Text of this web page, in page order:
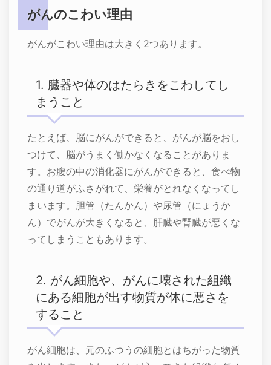
がんのこわい理由
がんがこわい理由は大きく2つあります。
1. 臓器や体のはたらきをこわしてし
まうこと
たとえば、脳にがんができると、がんが脳をおし
つけて、脳がうまく働かなくなることがありま
す。お腹の中の消化器にがんができると、食べ物
の通り道がふさがれて、栄養がとれなくなってし
まいます。胆管（たんかん）や尿管（にょうか
ん）でがんが大きくなると、肝臓や腎臓が悪くな
ってしまうこともあります。
2. がん細胞や、がんに壊された組織
にある細胞が出す物質が体に悪さを
すること
がん細胞は、元のふつうの細胞とはちがった物質